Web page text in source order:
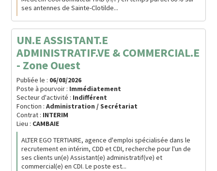
ses antennes de Sainte-Clotilde...
UN.E ASSISTANT.E
ADMINISTRATIF.VE & COMMERCIAL.E
- Zone Ouest
Publiée le : 06/08/2026
Poste à pourvoir : Immédiatement
Secteur d'activité : Indifférent
Fonction : Administration / Secrétariat
Contrat : INTERIM
Lieu : CAMBAIE
ALTER EGO TERTIAIRE, agence d'emploi spécialisée dans le
recrutement en intérim, CDD et CDI, recherche pour l'un de
ses clients un(e) Assistant(e) administratif(ve) et
commercial(e) en CDI. Le poste est...